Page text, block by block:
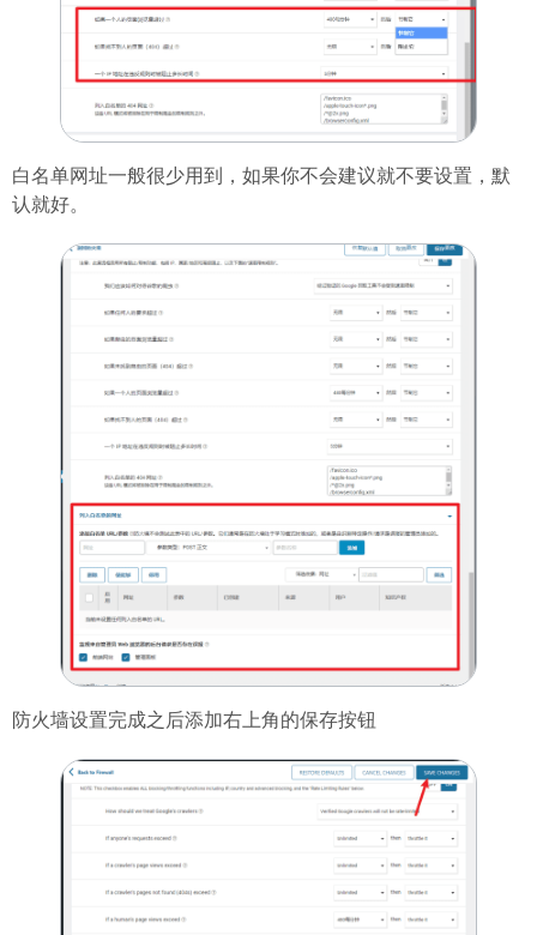
白名单网址一般很少用到，如果你不会建议就不要设置，默
认就好。
防火墙设置完成之后添加右上角的保存按钮